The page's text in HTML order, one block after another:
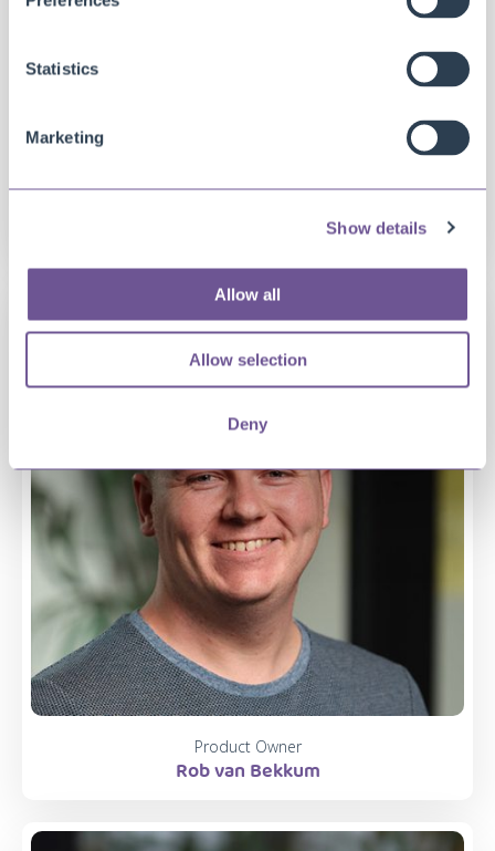
Statistics
Marketing
Show details
Allow all
Allow selection
Deny
Marketing Manager
Product Owner
Rob van Bekkum